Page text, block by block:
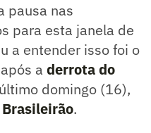
pausa nas
para esta janela de
a entender isso foi o
a derrota do
domingo (16),
Brasileirão.